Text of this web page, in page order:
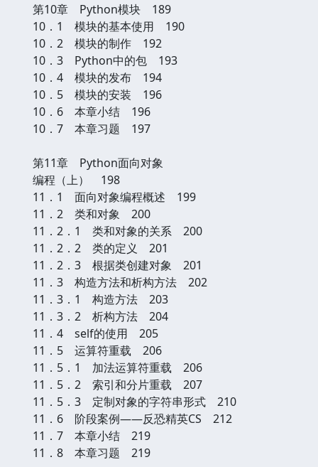
第10章 Python模块 189
10．1 模块的基本使用 190
10．2 模块的制作 192
10．3 Python中的包 193
10．4 模块的发布 194
10．5 模块的安装 196
10．6 本章小结 196
10．7 本章习题 197
第11章 Python面向对象
编程（上） 198
11．1 面向对象编程概述 199
11．2 类和对象 200
11．2．1 类和对象的关系 200
11．2．2 类的定义 201
11．2．3 根据类创建对象 201
11．3 构造方法和析构方法 202
11．3．1 构造方法 203
11．3．2 析构方法 204
11．4 self的使用 205
11．5 运算符重载 206
11．5．1 加法运算符重载 206
11．5．2 索引和分片重载 207
11．5．3 定制对象的字符串形式 210
11．6 阶段案例——反恐精英CS 212
11．7 本章小结 219
11．8 本章习题 219